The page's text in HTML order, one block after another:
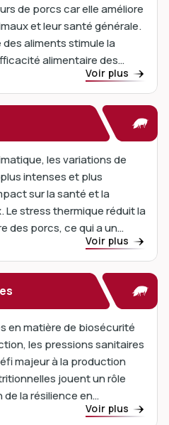
de porcs car elle améliore
et leur santé générale.
aliments stimule la
alimentaire des
réduisentVoir plus
les variations de
intenses et plus
sur la santé et la
stress thermique réduit la
des porcs, ce qui a un
et les
Voir plus
en matière de biosécurité
les pressions sanitaires
majeur à la production
jouent un rôle
la résilience en
et ...
Voir plus